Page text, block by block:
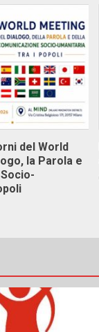
del World
la Parola e